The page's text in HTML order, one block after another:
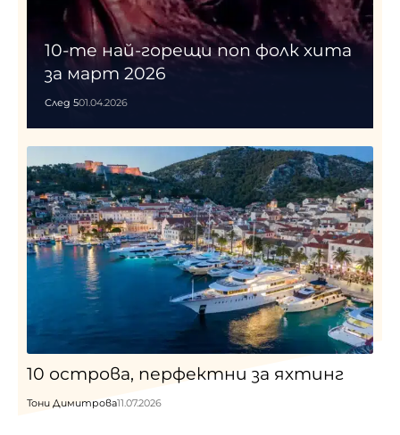
10-те най-горещи поп фолк хита
за март 2026
След 501.04.2026
10 острова, перфектни за яхтинг
Тони Димитрова11.07.2026